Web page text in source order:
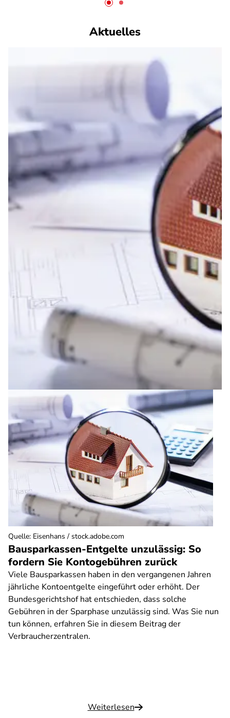
Aktuelles
Bausparkassen-Entgelte unzulässig: So
fordern Sie Kontogebühren zurück
Viele Bausparkassen haben in den vergangenen Jahren
jährliche Kontoentgelte eingeführt oder erhöht. Der
Bundesgerichtshof hat entschieden, dass solche
Gebühren in der Sparphase unzulässig sind. Was Sie nun
tun können, erfahren Sie in diesem Beitrag der
Verbraucherzentralen.
Weiterlesen
Quelle: Eisenhans / stock.adobe.com